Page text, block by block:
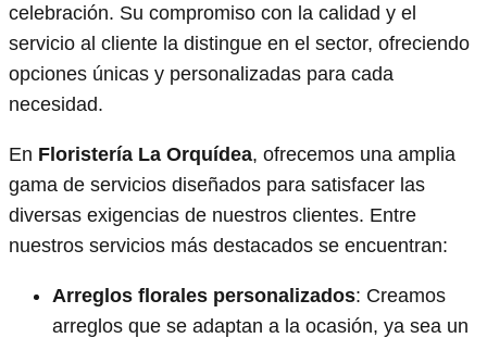
celebración. Su compromiso con la calidad y el
servicio al cliente la distingue en el sector, ofreciendo
opciones únicas y personalizadas para cada
necesidad.
En Floristería La Orquídea, ofrecemos una amplia
gama de servicios diseñados para satisfacer las
diversas exigencias de nuestros clientes. Entre
nuestros servicios más destacados se encuentran:
Arreglos florales personalizados: Creamos
arreglos que se adaptan a la ocasión, ya sea un